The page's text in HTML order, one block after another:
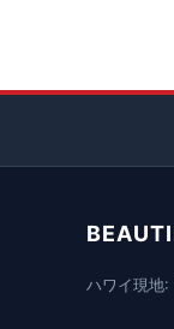
ハワイ現地